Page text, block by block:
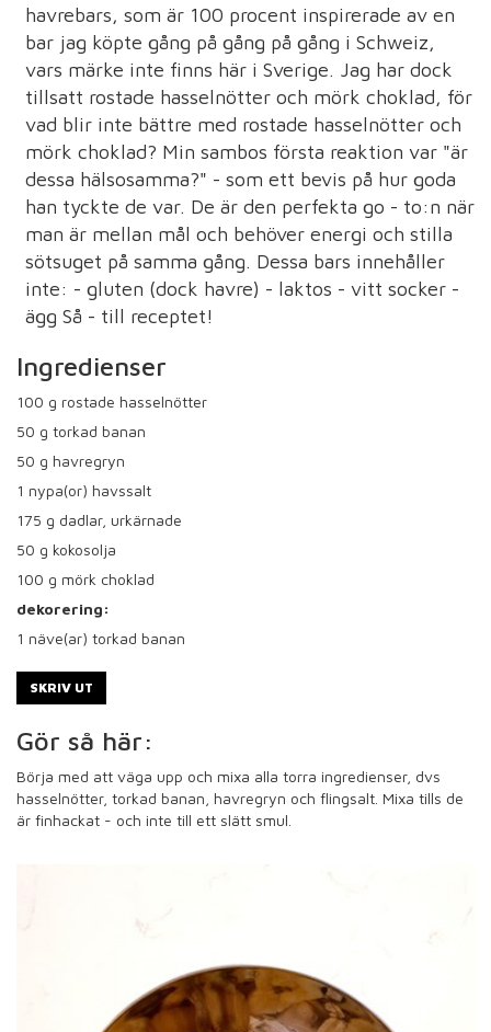
havrebars, som är 100 procent inspirerade av en
bar jag köpte gång på gång på gång i Schweiz,
vars märke inte finns här i Sverige. Jag har dock
tillsatt rostade hasselnötter och mörk choklad, för
vad blir inte bättre med rostade hasselnötter och
mörk choklad? Min sambos första reaktion var "är
dessa hälsosamma?" - som ett bevis på hur goda
han tyckte de var. De är den perfekta go - to:n när
man är mellan mål och behöver energi och stilla
sötsuget på samma gång. Dessa bars innehåller
inte: - gluten (dock havre) - laktos - vitt socker -
ägg Så - till receptet!
Ingredienser
100 g rostade hasselnötter
50 g torkad banan
50 g havregryn
1 nypa(or) havssalt
175 g dadlar, urkärnade
50 g kokosolja
100 g mörk choklad
dekorering:
1 näve(ar) torkad banan
SKRIV UT
Gör så här:
Börja med att väga upp och mixa alla torra ingredienser, dvs
hasselnötter, torkad banan, havregryn och flingsalt. Mixa tills de
är finhackat - och inte till ett slätt smul.